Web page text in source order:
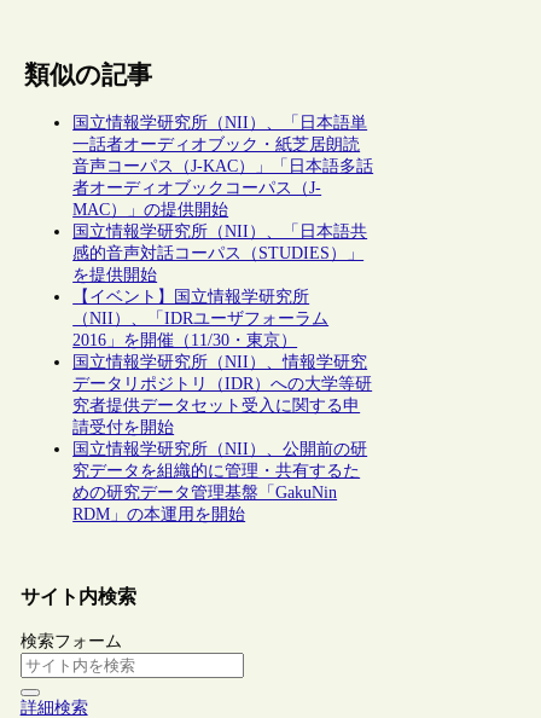
類似の記事
国立情報学研究所（NII）、「日本語単
一話者オーディオブック・紙芝居朗読
音声コーパス（J-KAC）」「日本語多話
者オーディオブックコーパス（J-
MAC）」の提供開始
国立情報学研究所（NII）、「日本語共
感的音声対話コーパス（STUDIES）」
を提供開始
【イベント】国立情報学研究所
（NII）、「IDRユーザフォーラム
2016」を開催（11/30・東京）
国立情報学研究所（NII）、情報学研究
データリポジトリ（IDR）への大学等研
究者提供データセット受入に関する申
請受付を開始
国立情報学研究所（NII）、公開前の研
究データを組織的に管理・共有するた
めの研究データ管理基盤「GakuNin
RDM」の本運用を開始
サイト内検索
検索フォーム
詳細検索